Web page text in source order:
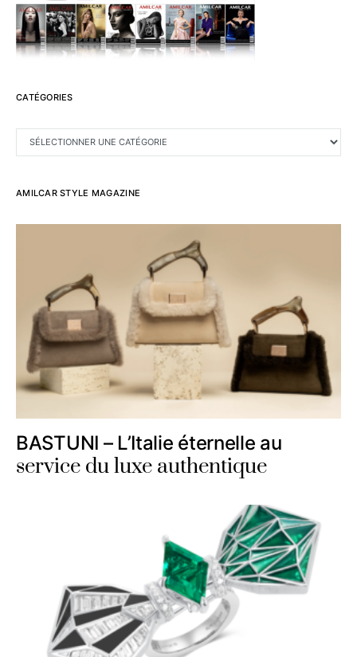
CATÉGORIES
CATÉGORIES
AMILCAR STYLE MAGAZINE
BASTUNI – L’Italie éternelle au
service du luxe authentique